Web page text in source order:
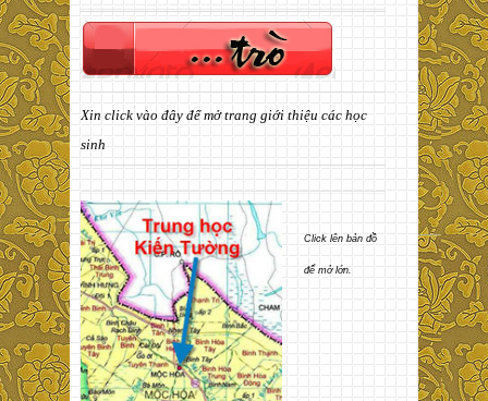
Xin click vào đây để mở trang giới thiệu các học
sinh
Click lên bản đồ
để mở lớn.